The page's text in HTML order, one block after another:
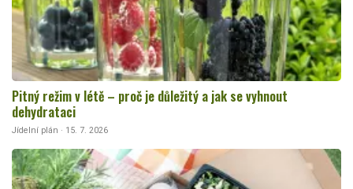
Pitný režim v létě – proč je důležitý a jak se vyhnout
dehydrataci
Jídelní plán · 15. 7. 2026